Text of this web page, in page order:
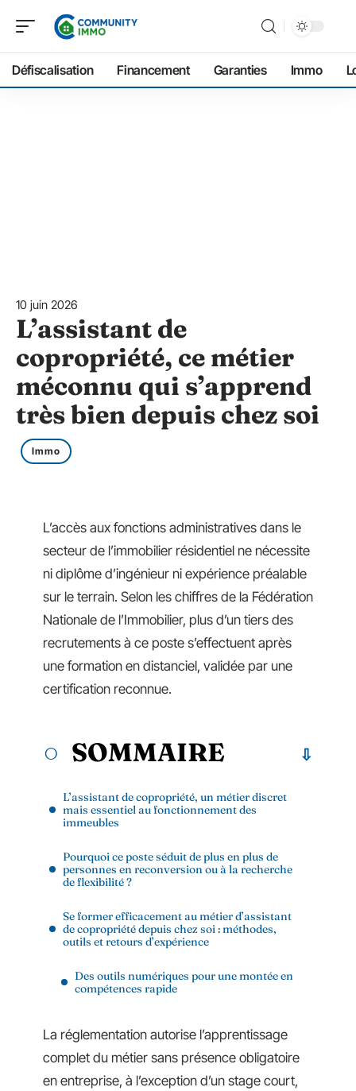
Défiscalisation Financement Garanties Immo
10 juin 2026
L’assistant de
copropriété, ce métier
méconnu qui s’apprend
très bien depuis chez soi
Immo
L’accès aux fonctions administratives dans le
secteur de l’immobilier résidentiel ne nécessite
ni diplôme d’ingénieur ni expérience préalable
sur le terrain. Selon les chiffres de la Fédération
Nationale de l’Immobilier, plus d’un tiers des
recrutements à ce poste s’effectuent après
une formation en distanciel, validée par une
certification reconnue.
SOMMAIRE
L’assistant de copropriété, un métier discret
mais essentiel au fonctionnement des
immeubles
Pourquoi ce poste séduit de plus en plus de
personnes en reconversion ou à la recherche
de flexibilité ?
Se former efficacement au métier d’assistant
de copropriété depuis chez soi : méthodes,
outils et retours d’expérience
Des outils numériques pour une montée en
compétences rapide
La réglementation autorise l’apprentissage
complet du métier sans présence obligatoire
en entreprise, à l’exception d’un stage court,